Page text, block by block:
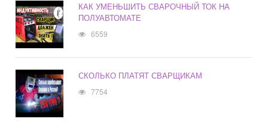
КАК УМЕНЬШИТЬ СВАРОЧНЫЙ ТОК НА
ПОЛУАВТОМАТЕ
6559
СКОЛЬКО ПЛАТЯТ СВАРЩИКАМ
7754